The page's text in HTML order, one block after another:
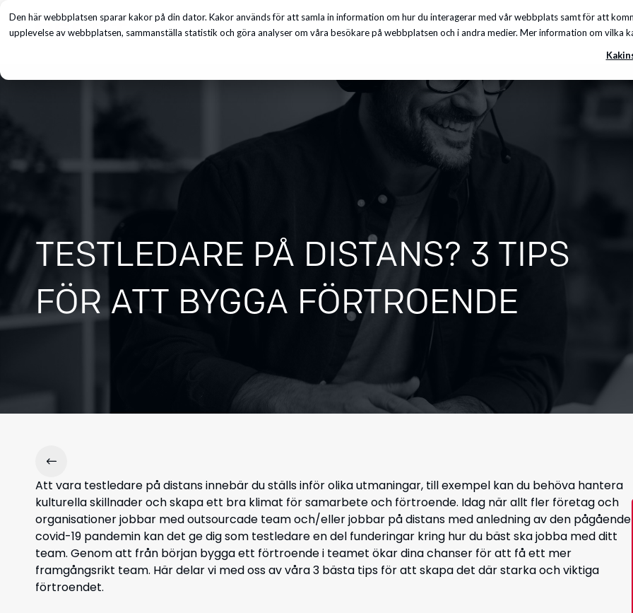
Den här webbplatsen sparar kakor på din dator. Kakor används för att samla in information om hur du interagerar med vår webbplats samt för att
upplevelse av webbplatsen, sammanställa statistik och göra analyser om våra besökare på webbplatsen och i andra medier. Mer information om vilka
Tjänster Insikter Om oss Karriär Kunskapscenter
TESTLEDARE PÅ DISTANS? 3 TIPS
FÖR ATT BYGGA FÖRTROENDE
Att vara testledare på distans innebär du ställs inför olika utmaningar, till exempel kan du behöva hantera
kulturella skillnader och skapa ett bra klimat för samarbete och förtroende. Idag när allt fler företag och
organisationer jobbar med outsourcade team och/eller jobbar på distans med anledning av den pågående
covid-19 pandemin kan det ge dig som testledare en del funderingar kring hur du bäst ska jobba med ditt
team. Genom att från början bygga ett förtroende i teamet ökar dina chanser för att få ett mer
framgångsrikt team. Här delar vi med oss av våra 3 bästa tips för att skapa det där starka och viktiga
förtroendet.